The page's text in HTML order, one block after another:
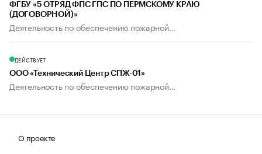
ФГБУ «5 ОТРЯД ФПС ГПС ПО ПЕРМСКОМУ КРАЮ
(ДОГОВОРНОЙ)»
Деятельность по обеспечению пожарной...
ДЕЙСТВУЕТ
ООО «Технический Центр СПЖ-01»
Деятельность по обеспечению пожарной...
О проекте